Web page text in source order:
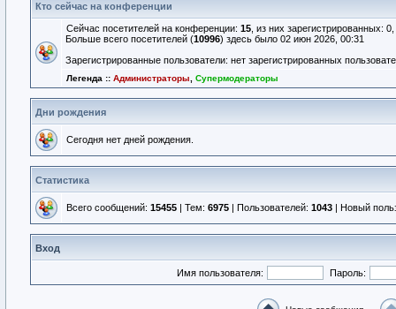
Кто сейчас на конференции
Сейчас посетителей на конференции: 15 , из них зарегистрированных:
Больше всего посетителей (10996) здесь было 02 июн 2026, 00:31
Зарегистрированные пользователи: нет зарегистрированных
Легенда :: Администраторы Супермодераторы
Дни рождения
Сегодня нет дней рождения.
Статистика
Всего сообщений: 15455 | Тем: 6975 | Пользователей: 1043 | Новый
Вход
Имя пользователя: Пароль: